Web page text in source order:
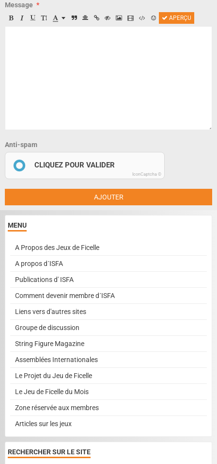
Message
APERÇU
Anti-spam
CLIQUEZ POUR VALIDER
IconCaptcha ©
AJOUTER
MENU
A Propos des Jeux de Ficelle
A propos d´ISFA
Publications d' ISFA
Comment devenir membre d´ISFA
Liens vers d'autres sites
Groupe de discussion
String Figure Magazine
Assemblées Internationales
Le Projet du Jeu de Ficelle
Le Jeu de Ficelle du Mois
Zone réservée aux membres
Articles sur les jeux
RECHERCHER SUR LE SITE